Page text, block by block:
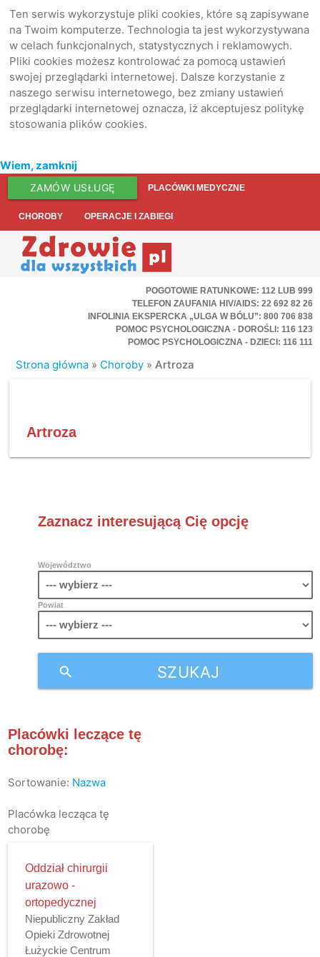
Ten serwis wykorzystuje pliki cookies, które są zapisywane
na Twoim komputerze. Technologia ta jest wykorzystywana
w celach funkcjonalnych, statystycznych i reklamowych.
Pliki cookies możesz kontrolować za pomocą ustawień
swojej przeglądarki internetowej. Dalsze korzystanie z
naszego serwisu internetowego, bez zmiany ustawień
przeglądarki internetowej oznacza, iż akceptujesz politykę
stosowania plików cookies.
Wiem, zamknij
ZAMÓW USŁUGĘ PLACÓWKI MEDYCZNE
CHOROBY OPERACJE I ZABIEGI
POGOTOWIE RATUNKOWE: 112 LUB 999
TELEFON ZAUFANIA HIV/AIDS: 22 692 82 26
INFOLINIA EKSPERCKA „ULGA W BÓLU”: 800 706 838
POMOC PSYCHOLOGICZNA - DOROŚLI: 116 123
POMOC PSYCHOLOGICZNA - DZIECI: 116 111
Strona główna » Choroby »Artroza
Artroza
Zaznacz interesującą Cię opcję
Województwo
Powiat
SZUKAJ
search
Placówki leczące tę
chorobę:
Sortowanie: Nazwa
Placówka lecząca tę
chorobę
Oddział chirurgii
urazowo -
ortopedycznej
Niepubliczny Zakład
Opieki Zdrowotnej
Łużyckie Centrum